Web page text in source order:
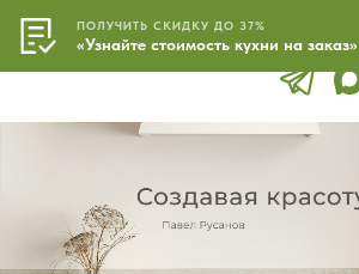
МЕНЮ
8 800 500 24 43
ПОЛУЧИТЬ СКИДКУ ДО 37%
«Узнайте стоимость кухни на заказ»